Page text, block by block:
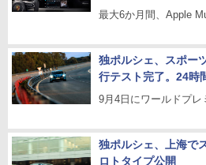
最大6か月間、Apple
独ポルシェ、スポー
行テスト完了。24時
9月4日にワールドプレ
独ポルシェ、上海で
ロトタイプ公開